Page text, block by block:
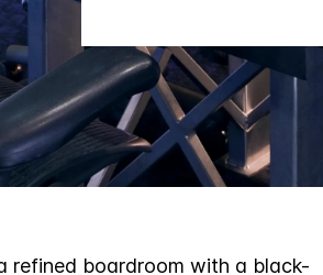
refined boardroom with a black-